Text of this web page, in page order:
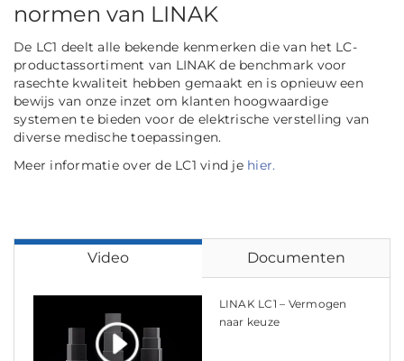
normen van LINAK
De LC1 deelt alle bekende kenmerken die van het LC-
productassortiment van LINAK de benchmark voor
rasechte kwaliteit hebben gemaakt en is opnieuw een
bewijs van onze inzet om klanten hoogwaardige
systemen te bieden voor de elektrische verstelling van
diverse medische toepassingen.
Meer informatie over de LC1 vind je hier.
Video Documenten
LINAK LC1 – Vermogen
naar keuze